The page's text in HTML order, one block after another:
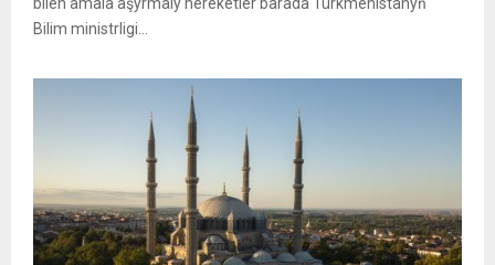
Bilim ministrligi...